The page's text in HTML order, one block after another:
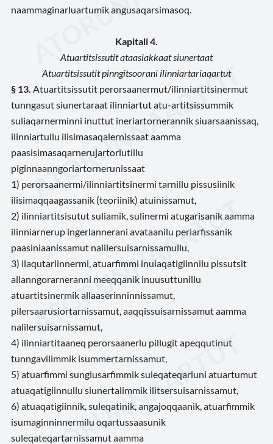
naammaginarluartumik angusaqarsimasoq.
Kapitali 4.
Atuartitsissutit ataasiakkaat siunertaat
Atuartitsissutit pinngitsoorani ilinniartariaqartut
§ 13. Atuartitsissutit perorsaanermut/ilinniartitsinermut
tunngasut siunertaraat ilinniartut atu-artitsissummik
suliaqarnerminni inuttut ineriartornerannik siuarsaanissaq,
ilinniartullu ilisimasaqalernissaat aamma
paasisimasaqarnerujartorlutillu
piginnaanngoriartornerunissaat
1) perorsaanermi/ilinniartitsinermi tarnillu pissusiinik
ilisimaqqaagassanik (teoriinik) atuinissamut,
2) ilinniartitsisutut suliamik, sulinermi atugarisanik aamma
ilinniarnerup ingerlannerani avataanilu periarfissanik
paasiniaanissamut nalilersuisarnissamullu,
3) ilaqutariinnermi, atuarfimmi inuiaqatigiinnilu pissutsit
allanngorarneranni meeqqanik inuusuttunillu
atuartitsinermik allaaserinninnissamut,
pilersaarusiortarnissamut, aaqqissuisarnissamut aamma
nalilersuisarnissamut,
4) ilinniartitaaneq perorsaanerlu pillugit apeqqutinut
tunngavilimmik isummertarnissamut,
5) atuarfimmi sungiusarfimmik suleqateqarluni atuartumut
atuaqatigiinnullu siunertalimmik ilitsersuisarnissamut,
6) atuaqatigiinnik, suleqatinik, angajoqqaanik, atuarfimmik
isumaginninnermilu oqartussaasunik
suleqateqartarnissamut aamma